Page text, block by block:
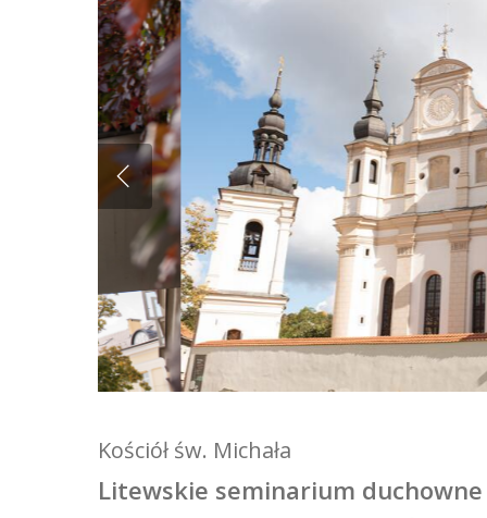
Kościół św. Michała
Litewskie seminarium